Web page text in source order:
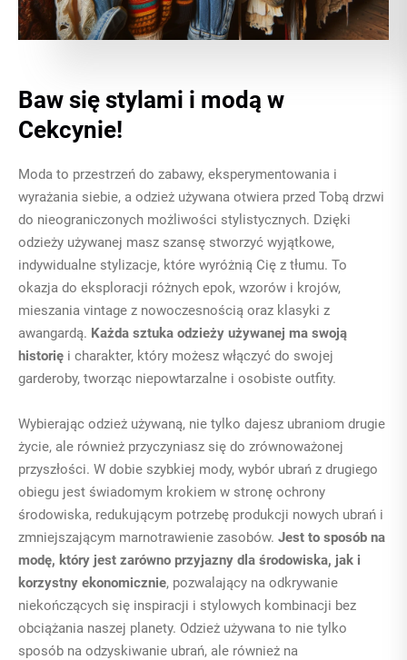
Baw się stylami i modą w
Cekcynie!
Moda to przestrzeń do zabawy, eksperymentowania i
wyrażania siebie, a odzież używana otwiera przed Tobą drzwi
do nieograniczonych możliwości stylistycznych. Dzięki
odzieży używanej masz szansę stworzyć wyjątkowe,
indywidualne stylizacje, które wyróżnią Cię z tłumu. To
okazja do eksploracji różnych epok, wzorów i krojów,
mieszania vintage z nowoczesnością oraz klasyki z
awangardą. Każda sztuka odzieży używanej ma swoją
historię i charakter, który możesz włączyć do swojej
garderoby, tworząc niepowtarzalne i osobiste outfity.
Wybierając odzież używaną, nie tylko dajesz ubraniom drugie
życie, ale również przyczyniasz się do zrównoważonej
przyszłości. W dobie szybkiej mody, wybór ubrań z drugiego
obiegu jest świadomym krokiem w stronę ochrony
środowiska, redukującym potrzebę produkcji nowych ubrań i
zmniejszającym marnotrawienie zasobów. Jest to sposób na
modę, który jest zarówno przyjazny dla środowiska, jak i
korzystny ekonomicznie, pozwalający na odkrywanie
niekończących się inspiracji i stylowych kombinacji bez
obciążania naszej planety. Odzież używana to nie tylko
sposób na odzyskiwanie ubrań, ale również na